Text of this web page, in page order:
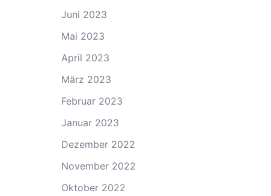
Juni 2023
Mai 2023
April 2023
März 2023
Februar 2023
Januar 2023
Dezember 2022
November 2022
Oktober 2022